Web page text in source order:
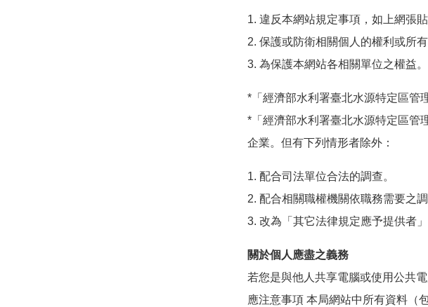
1. 違反本網站規定事項，如上網張
2. 保護或防衛相關個人的權利或所有
3. 為保護本網站各相關單位之權益。
*「經濟部水利署臺北水源特定區管
*「經濟部水利署臺北水源特定區管
企業。但有下列情形者除外：
1. 配合司法單位合法的調查。
2. 配合相關職權機關依職務需要之調
3. 改為「其它法律規定應予提供者」
關於個人應盡之義務
若您是與他人共享電腦或使用公共
應注意事項 本局網站中所有資料（